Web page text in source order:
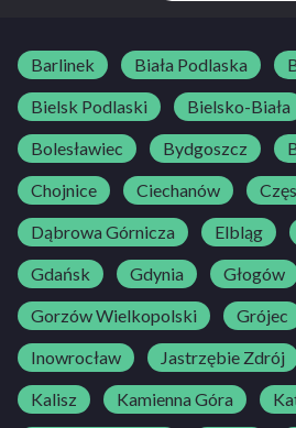
Barlinek Biała Podlaska
Bielsk Podlaski
Bielsko-Biała
Bolesławiec
Bydgoszcz
Chojnice
Ciechanów
Dąbrowa Górnicza
Elbląg
Gdańsk
Gdynia Głogów
Gorzów Wielkopolski
Grójec
Inowrocław
Jastrzębie Zdrój
Kalisz
Kamienna Góra